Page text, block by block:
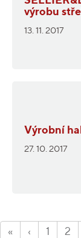
výrobu
13. 11. 2017
Výrobní
27. 10. 2017
« ‹ 1 2